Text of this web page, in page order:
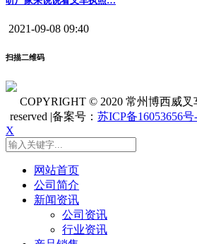
2021-09-08 09:40
扫描二维码
COPYRIGHT © 2020 常州博西威叉
reserved |备案号： 苏ICP备16053656号
X
网站首页
公司简介
新闻资讯
公司资讯
行业资讯